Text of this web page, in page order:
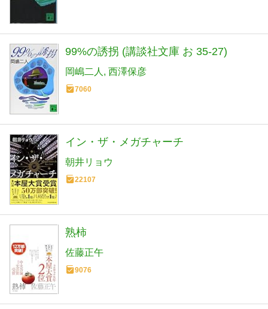
99%の誘拐 (講談社文庫 お 35-27)
岡嶋二人 西澤保彦
7060
イン・ザ・メガチャーチ
朝井リョウ
22107
熟柿
佐藤正午
9076